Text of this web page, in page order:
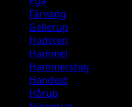
Fårvang
Gellerup
Hadsten
Hammel
Hammershøj
Handest
Hårup